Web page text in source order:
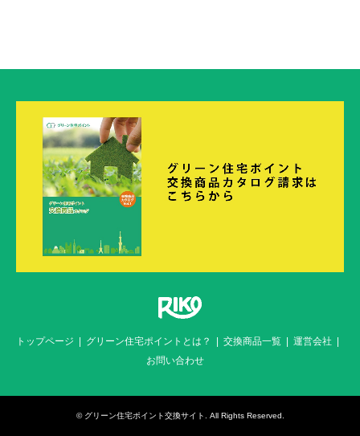
トップページ グリーン住宅ポイントとは？ 交換商品一覧
運営会社
お問い合わせ
© グリーン住宅ポイント交換サイト . All Rights Reserved.